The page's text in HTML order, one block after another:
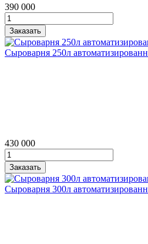
390 000
Сыроварня 250л
430 000
Сыроварня 300л